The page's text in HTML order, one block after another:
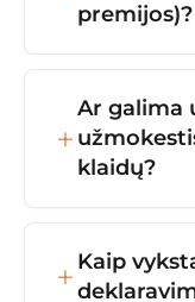
premijos)?
sutartą
ar premijas ir
atskaičiuojant
Ar galima
klaidų?
klaidų, jei
specialistai ir
Kaip